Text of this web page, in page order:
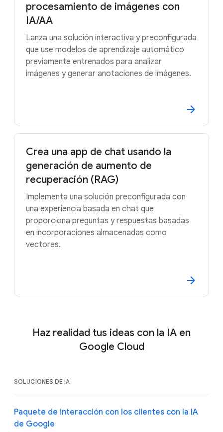
procesamiento de imágenes con
IA/AA
Lanza una solución interactiva y preconfigurada
que use modelos de aprendizaje automático
previamente entrenados para analizar
imágenes y generar anotaciones de imágenes.
Crea una app de chat usando la
generación de aumento de
recuperación (RAG)
Implementa una solución preconfigurada con
una experiencia basada en chat que
proporciona preguntas y respuestas basadas
en incorporaciones almacenadas como
vectores.
Haz realidad tus ideas con la IA en
Google Cloud
SOLUCIONES DE IA
Paquete de interacción con los clientes con la IA
de Google